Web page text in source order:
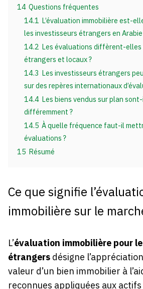
14 Questions fréquentes
14.1 L’évaluation immobilière est-
les investisseurs étrangers en
14.2 Les évaluations diffèrent-
étrangers et locaux ?
14.3 Les investisseurs étrangers
sur des repères internationaux
14.4 Les biens vendus sur plan
différemment ?
14.5 À quelle fréquence faut-il
évaluations ?
15 Résumé
Ce que signifie
immobilière sur le
L’évaluation immobilière pour
étrangersdésigne
valeur d’un bien immobilier à
reconnues appliquées aux